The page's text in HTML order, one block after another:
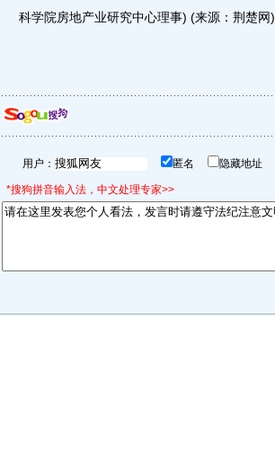
科学院房地产业研究中心理事) (来源：荆楚网)
用户： 匿名 隐藏地址
*搜狗拼音输入法，中文处理专家>>